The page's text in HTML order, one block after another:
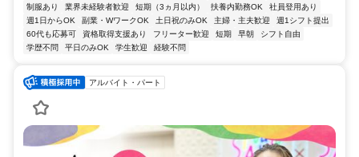
制服あり 業界未経験者歓迎 短期（3ヵ月以内） 扶養内勤務OK
社員登用あり
週1日からOK
副業・WワークOK 土日祝のみOK 主婦・主夫歓迎
週1シフト提出
60代も応募可
資格取得支援あり フリーター歓迎 短期 早朝
シフト自由
学歴不問
平日のみOK 学生歓迎 経験不問
アルバイト・パート